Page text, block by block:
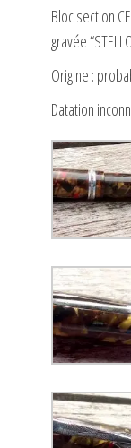
Bloc section
gravée
Origine :
Datation